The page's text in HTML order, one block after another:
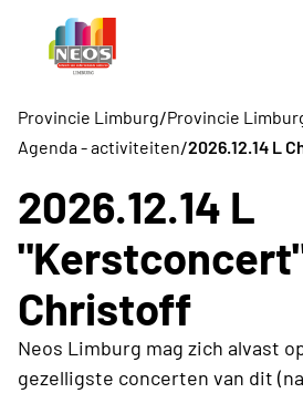
Provincie Limburg/Provincie
Agenda - activiteiten/2026.12.14 L
2026.12.14 L
Christoff
Neos Limburg mag zich alvast
gezelligste concerten van dit